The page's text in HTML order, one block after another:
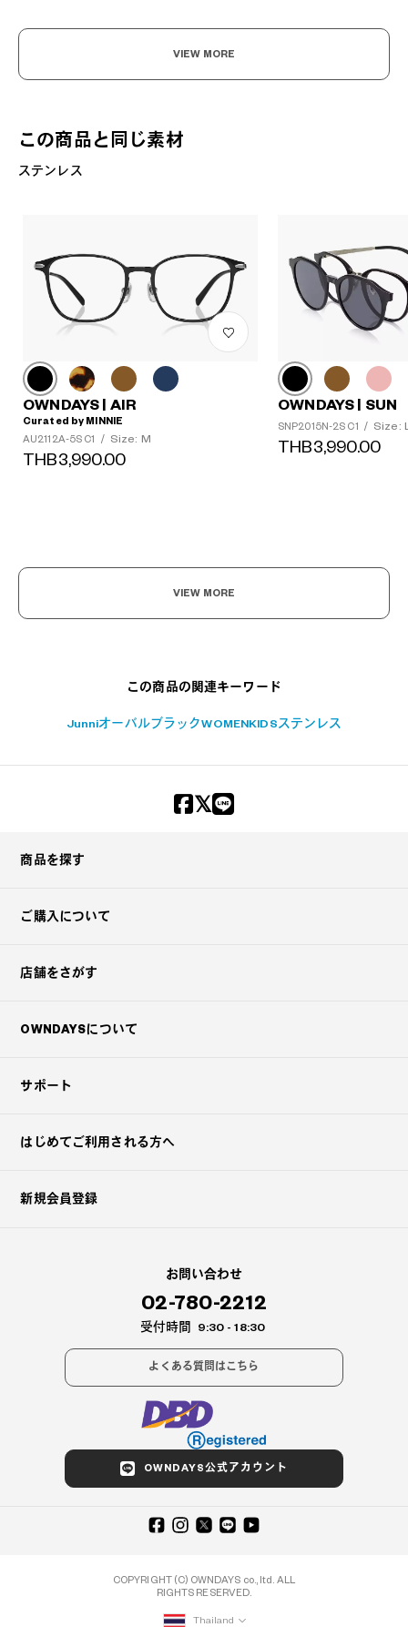
VIEW MORE
この商品と同じ素材
ステンレス
OWNDAYS | AIR
Curated by MINNIE
AU2112A-5S C1
/ Size: M
THB3,990.00
OWNDAYS | SUN
SNP2015N-2S C1 / Size:
THB3,990.00
VIEW MORE
この商品の関連キーワード
JunniオーバルブラックWOMEN KIDS ステンレス
商品を探す
ご購入について
店舗をさがす
OWNDAYSについて
サポート
はじめてご利用される方へ
新規会員登録
お問い合わせ
02-780-2212
受付時間 9:30 - 18:30
よくある質問はこちら
OWNDAYS公式アカウント
COPYRIGHT (C) OWNDAYS co., ltd. ALL
RIGHTS RESERVED.
Thailand